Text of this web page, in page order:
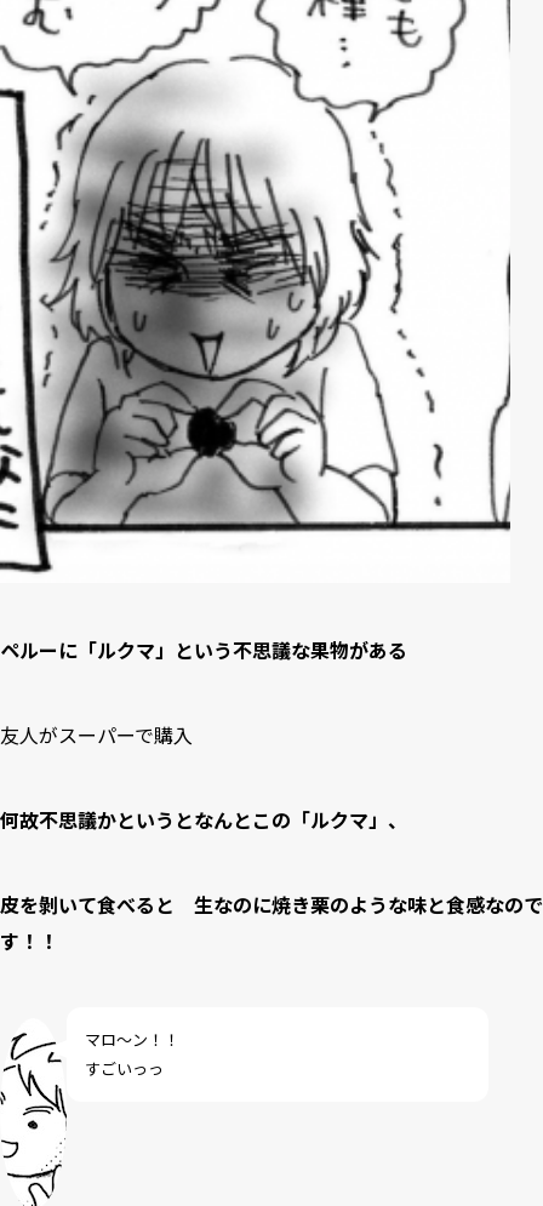
ペルーに「ルクマ」という不思議な果物がある
友人がスーパーで購入
何故不思議かというとなんとこの「ルクマ」、
皮を剝いて食べると 生なのに焼き栗のような味と食感なので
す！！
マロ～ン！！
すごいっっ